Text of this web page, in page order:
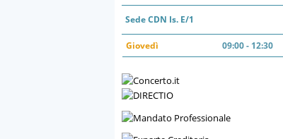
Sede CDN Is. E/1
Giovedì 09:00 - 12:30